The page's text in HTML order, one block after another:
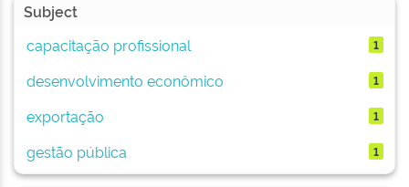
Subject
capacitação profissional
1
desenvolvimento econômico 1
exportação 1
gestão pública 1